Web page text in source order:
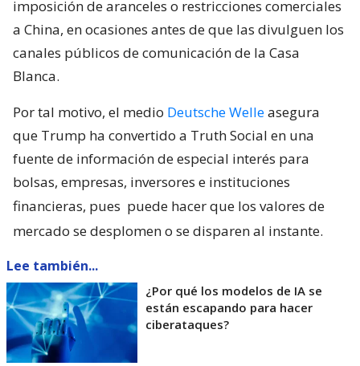
imposición de aranceles o restricciones comerciales
a China, en ocasiones antes de que las divulguen los
canales públicos de comunicación de la Casa
Blanca.
Por tal motivo, el medio Deutsche Welleasegura
que Trump ha convertido a Truth Social en una
fuente de información de especial interés para
bolsas, empresas, inversores e instituciones
financieras, pues puede hacer que los valores de
mercado se desplomen o se disparen al instante.
Lee también...
¿Por qué los modelos de IA se
están escapando para hacer
ciberataques?